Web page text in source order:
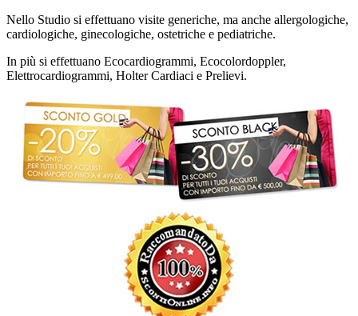
Nello Studio si effettuano visite generiche, ma anche allergologiche,
cardiologiche, ginecologiche, ostetriche e pediatriche.
In più si effettuano Ecocardiogrammi, Ecocolordoppler,
Elettrocardiogrammi, Holter Cardiaci e Prelievi.